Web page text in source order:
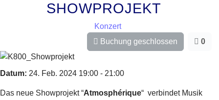
SHOWPROJEKT
Konzert
Buchung geschlossen
0
Datum: 24. Feb. 2024 19:00 - 21:00
Das neue Showprojekt “Atmosphérique“ verbindet Musik